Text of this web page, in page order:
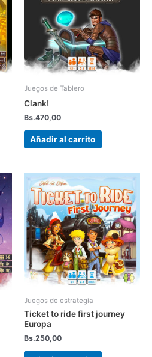
Juegos de Tablero
Clank!
Bs.470,00
Añadir al carrito
Juegos de estrategia
Ticket to ride first journey
Europa
Bs.250,00